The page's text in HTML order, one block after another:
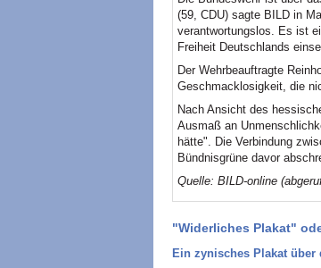
(59, CDU) sagte BILD in
verantwortungslos. Es ist
Freiheit Deutschlands
Der Wehrbeauftragte
Geschmacklosigkeit, die
Nach Ansicht des
Ausmaß an
hätte". Die Verbindung
Bündnisgrüne davor
Quelle: BILD-online
"Widerliches Plakat"
Ein zynisches Plakat